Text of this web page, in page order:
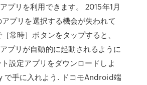
プリを利用できます。 2015年1月
プリを選択する機会が失われて
常時］ボタンをタップすると、
プリが自動的に起動されるように
設定アプリをダウンロードしよ
で手に入れよう. ドコモAndroid端